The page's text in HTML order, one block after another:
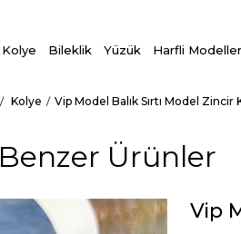
Kolye Bileklik Yüzük Harfli Modeller
Kolye
Vip Model Balık Sırtı Model Zincir
Benzer Ürünler
Vip